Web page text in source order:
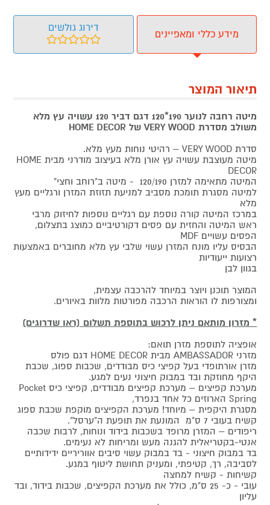
מידע כללי ומאפיינים
דירוג גולשים
תיאור המוצר
מיטה רחבה לנוער 190*120 דגם דביר 120 עשויה עץ מלא
משולב מסדרת VERY WOOD של HOME DECOR
סדרת VERY WOOD – רהיטי נוחות מעץ מלא.
מיטה מעוצבת עשויה עץ אורן מלא בעיצוב מודרני מבית HOME
DECOR
המיטה מתאימה למזרן 120/190 - מיטה ב"רוחב וחצי"
למיטה מסגרת תומכת מסביב למניעת תזוזת המזרן ורגליים מעץ
מלא
במרכז המיטה קורה נוספת עם רגליים נוספות לחיזוק מרבי
ראש המיטה והחזית עם פסים דקורטיביים כמוצג בתצלום,
הפסים עשויים MDF
הבסיס עליו מונח המזרן עשוי שלבי עץ מלא מחוברים באמצעות
רצועות ייעודיות
בגוון לבן
המוצר תוכנן ויוצר במיוחד להרכבה עצמית,
ומצורפות לו הוראות הרכבה מפורטות מלוות באיורים.
* מזרון מותאם ניתן לרכוש בתוספת תשלום (ראו שדרוגים)
אופציה לתוספת מזרן תואם:
מזרני AMBASSADOR מבית HOME DECOR דגם פולס
מזרן אורתופדי בעל קפיצי כיס מבודדים, שכבות ספוג, שכבת
היקף מחוזקת ובד במבוק חיצוני נעים למגע.
מערכת קפיצים – מערכת קפיצים מבודדים, קפיצי כיס Pocket
Spring הארוזים כל אחד בנפרד,
מסגרת היקפית – מיוחד! מערכת הקפיצים מוקפת שכבת ספוג
קשיח בעובי 7 ס"מ המונעת את תופעת ה"ערסל".
ריפודים – המזרן מרופד בשכבות בידוד ונוחות, לרבות שכבה
אנטי-בקטריאלית להגנה מעש ומריחות לא נעימים.
בד במבוק חיצוני - בד במבוק עשוי סיבים אווריריים ידידותיים
לסביבה, רך, קטיפתי, ומעניק תחושת ליטוף במגע.
קשיחות - קשיח למחצה
עובי - כ- 25 ס"מ, כולל את מערכת הקפיצים, שכבות בידוד, ובד
עליון